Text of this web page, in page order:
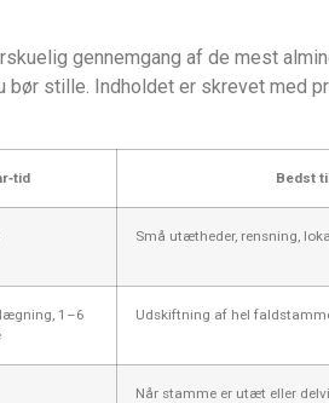
gennemgang af de mest
stille. Indholdet er skrevet med
Bedst
Små utætheder, rensning,
1–6
Udskiftning af hel
Når stamme er utæt eller